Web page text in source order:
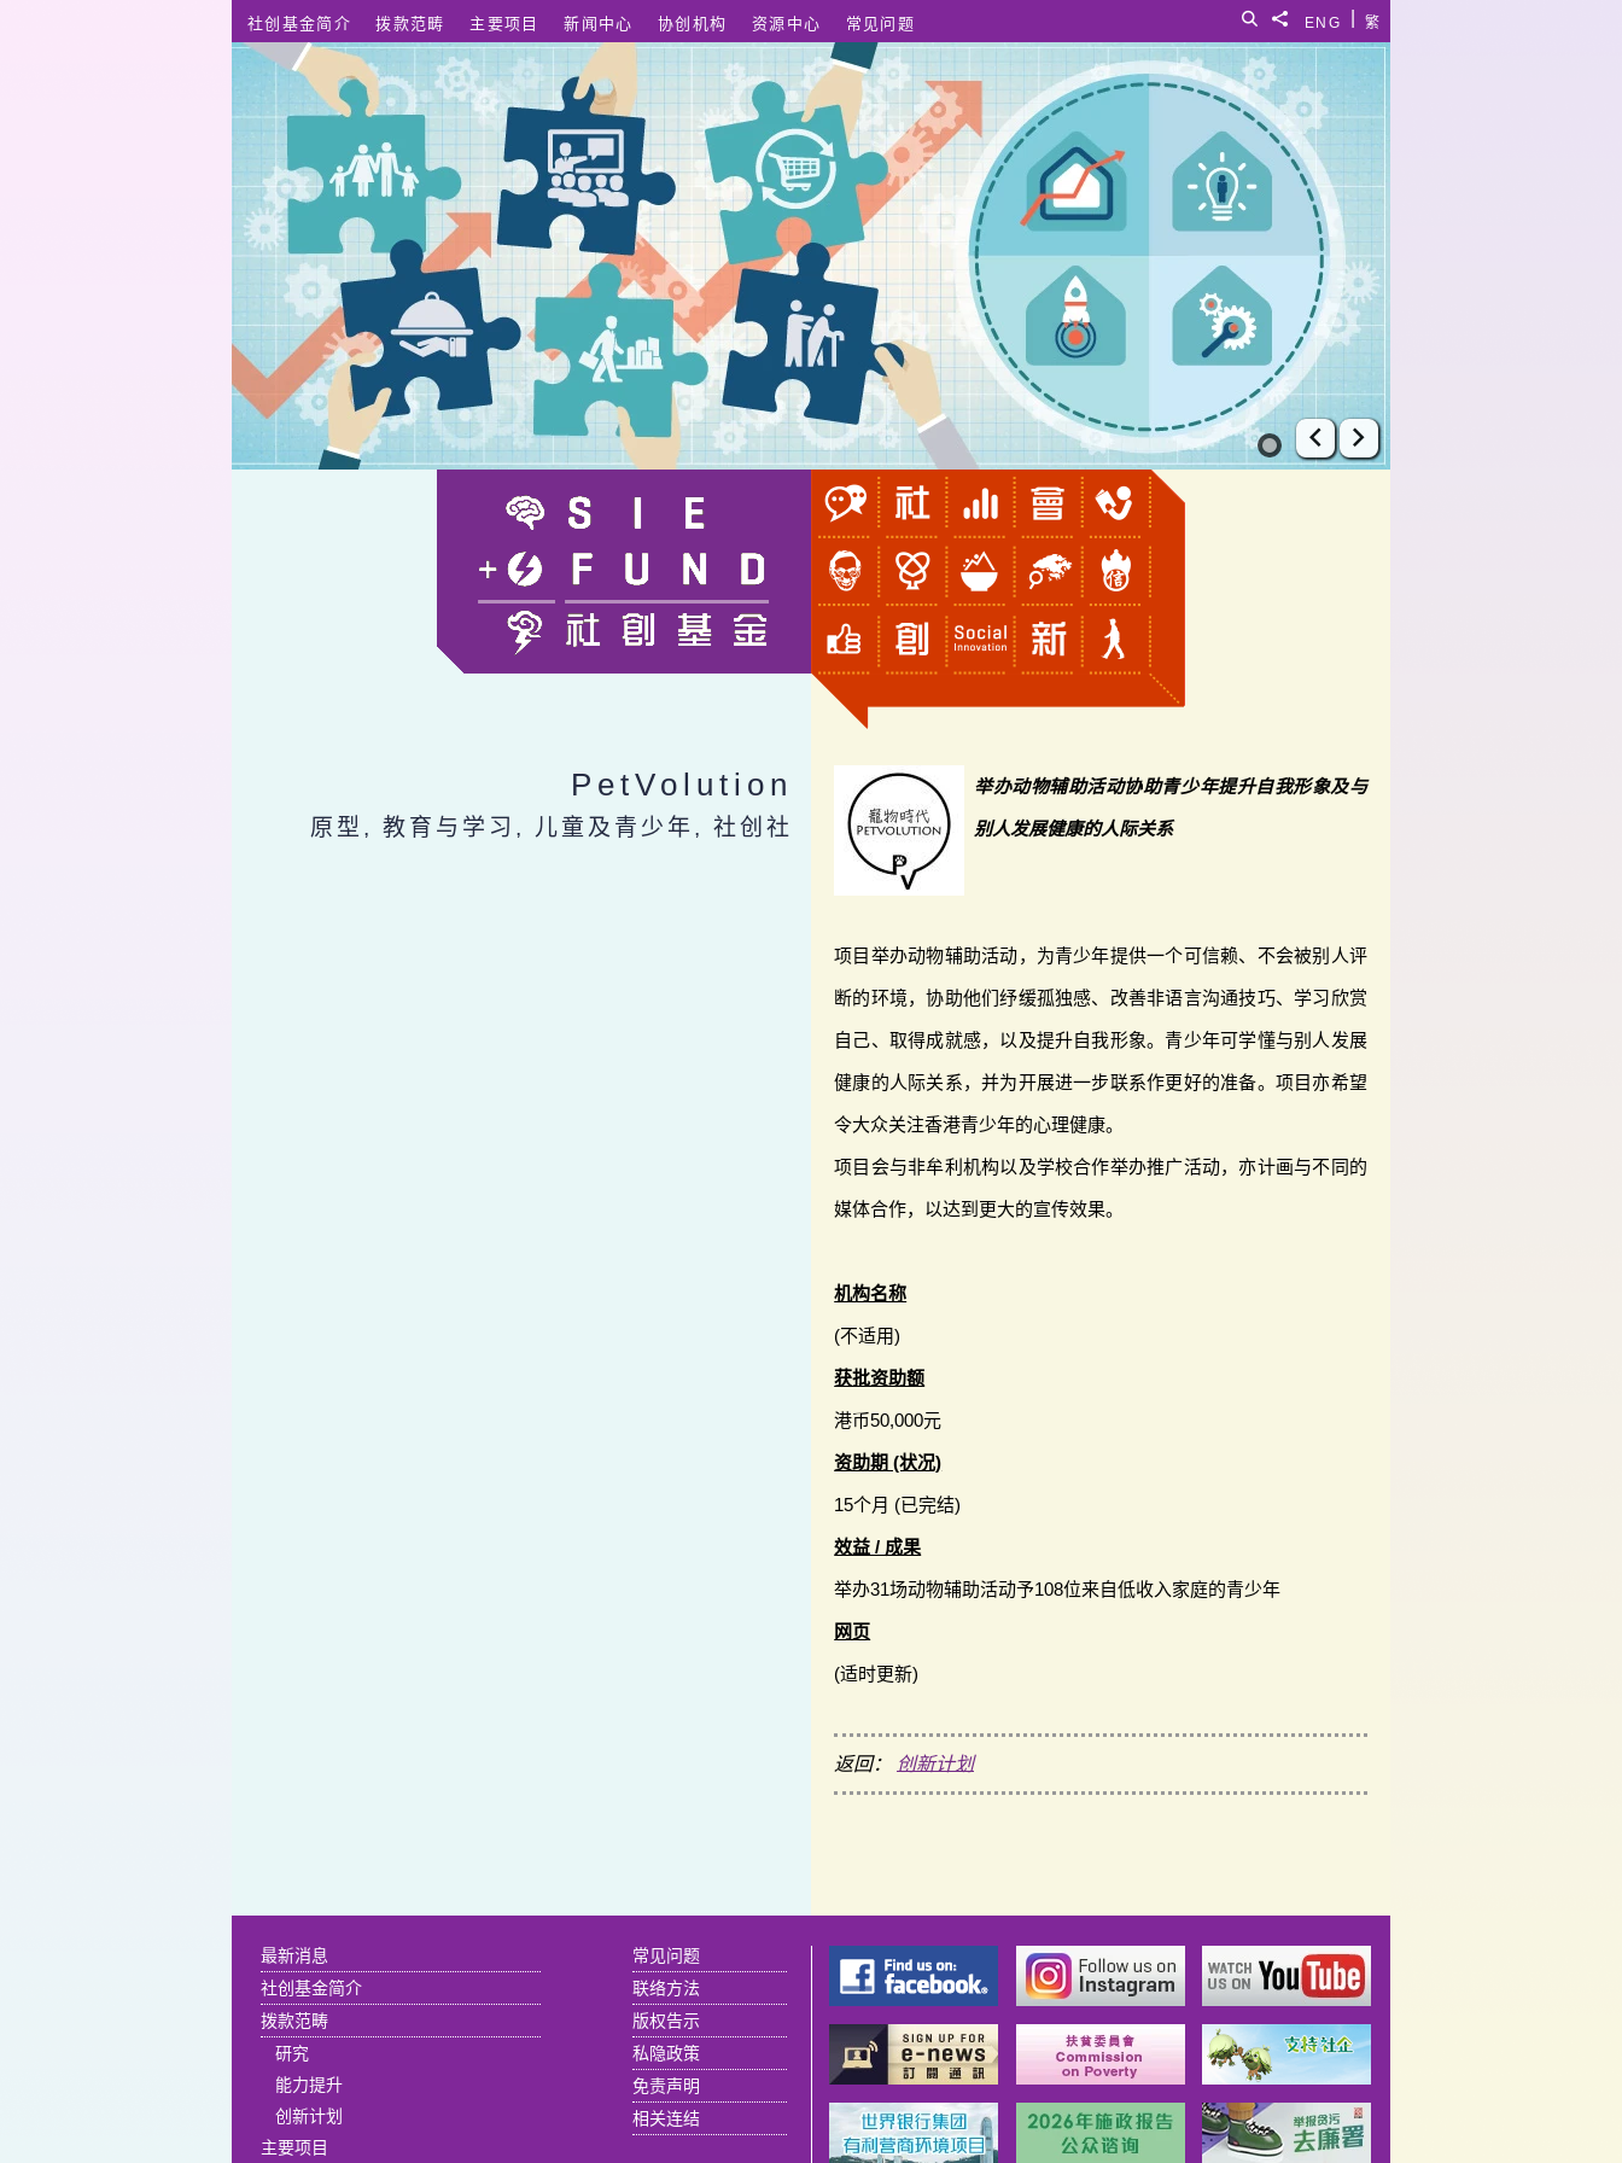
繁
ENG
分享給
搜寻
社创基金简介 拨款范畴 主要项目 新闻中心 协创机构 资源中心 常见问题
上一张幻灯片
下一张幻灯片
PetVolution
原型, 教育与学习, 儿童及青少年, 社创社
举办动物辅助活动协助青少年提升自我形象及与
别人发展健康的人际关系
项目举办动物辅助活动，为青少年提供一个可信赖、不会被别人评
断的环境，协助他们纾缓孤独感、改善非语言沟通技巧、学习欣赏
自己、取得成就感，以及提升自我形象。青少年可学懂与别人发展
健康的人际关系，并为开展进一步联系作更好的准备。项目亦希望
令大众关注香港青少年的心理健康。
项目会与非牟利机构以及学校合作举办推广活动，亦计画与不同的
媒体合作，以达到更大的宣传效果。
机构名称
(不适用)
获批资助额
港币50,000元
资助期 (状况)
15个月 (已完结)
效益 / 成果
举办31场动物辅助活动予108位来自低收入家庭的青少年
网页
(适时更新)
返回： 创新计划
最新消息
社创基金简介
拨款范畴
研究
能力提升
创新计划
主要项目
常见问题
联络方法
版权告示
私隐政策
免责声明
相关连结